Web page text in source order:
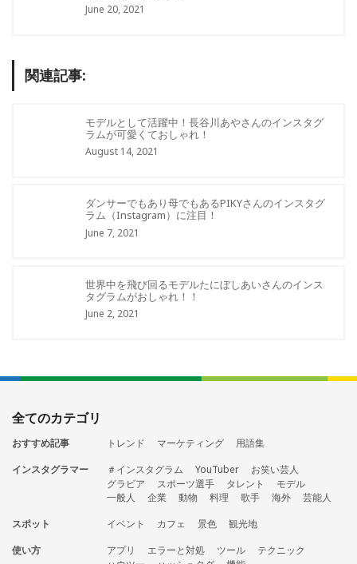
June 20, 2021
関連記事:
モデルとして活躍中！長谷川あやさんのインスタグ
ラムが可愛くておしゃれ！
August 14, 2021
ダンサーでもあり母でもあるPIKYさんのインスタグ
ラム（Instagram）に注目！
June 7, 2021
世界中を飛び回るモデルたにぼしあいさんのインス
タグラムがおしゃれ！！
June 2, 2021
全てのカテゴリ
おすすめ記事 トレンド マーケティング
用語集
インスタグラマー
＃インスタグラム YouTuber
お笑い芸人
グラビア
スポーツ選手 タレント
モデル
一般人
企業 動物 料理 歌手 海外
芸能人
スポット
イベント カフェ 景色
観光地
使い方
アプリ エラーと対処 ツール
テクニック